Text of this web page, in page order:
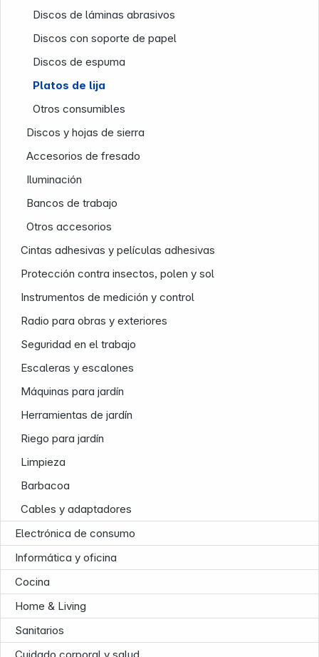
Discos de láminas abrasivos
Discos con soporte de papel
Discos de espuma
Platos de lija
Otros consumibles
Discos y hojas de sierra
Accesorios de fresado
Iluminación
Bancos de trabajo
Otros accesorios
Cintas adhesivas y películas adhesivas
Protección contra insectos, polen y sol
Instrumentos de medición y control
Radio para obras y exteriores
Seguridad en el trabajo
Escaleras y escalones
Máquinas para jardín
Herramientas de jardín
Riego para jardín
Limpieza
Barbacoa
Cables y adaptadores
Electrónica de consumo
Informática y oficina
Cocina
Home & Living
Sanitarios
Infoterminal
Follow us on